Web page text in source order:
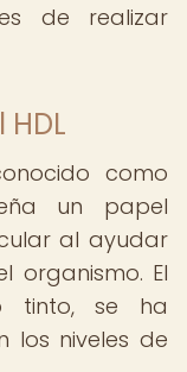
de realizar
como
un papel
al ayudar
organismo. El
tinto, se ha
los niveles de